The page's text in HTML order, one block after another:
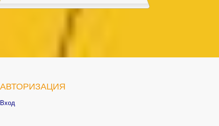
АВТОРИЗАЦИЯ
Вход